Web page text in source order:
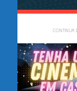
CONTINUA